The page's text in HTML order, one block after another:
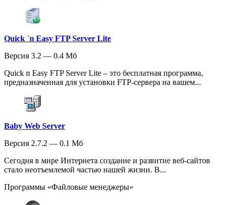
Quick `n Easy FTP Server Lite
Версия 3.2 — 0.4 Мб
Quick n Easy FTP Server Lite – это бесплатная программа,
предназначенная для установки FTP-сервера на вашем...
Baby Web Server
Версия 2.7.2 — 0.1 Мб
Сегодня в мире Интернета создание и развитие веб-сайтов
стало неотъемлемой частью нашей жизни. В...
Программы «Файловые менеджеры»